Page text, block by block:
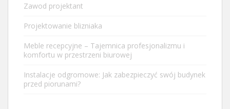
Zawod projektant
Projektowanie blizniaka
Meble recepcyjne – Tajemnica profesjonalizmu i
komfortu w przestrzeni biurowej
Instalacje odgromowe: Jak zabezpieczyć swój budynek
przed piorunami?